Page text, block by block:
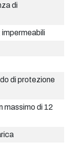
di
di protezione
massimo di 12